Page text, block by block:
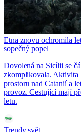
Etna znovu ochromila
sopečný popel
Dovolená na Sicílii se
zkomplikovala. Aktivita
prostoru nad Catanií a
provoz. Cestující mají
letu.
Trendy svět